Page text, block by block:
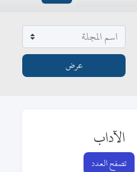
الآداب
تصفح العدد